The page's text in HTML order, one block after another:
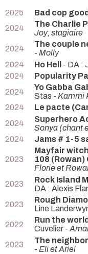
2025 Bad cop
2024
The Charlie
Joy, stagiaire
2024
The couple
- Molly
2024
Ho Hell - DA :
2024
Popularity
2024
Yo Gabba
Stas - Kammi
2024
Le pacte
2024
Superhero
Sonya (chant
2024
Jams # 1-5
2023
Mayfair
108 (Rowan)
Florie et
2023
Rock Island
DA : Alexis
2023
Rough
Line
2022
Run the
Cuvelier -
2023
The
- Eli et Ariel